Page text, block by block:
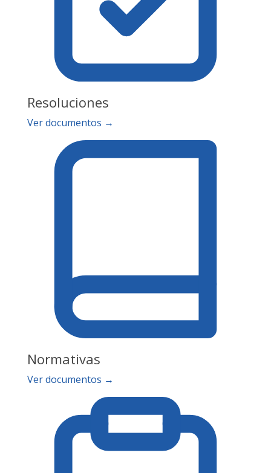
Resoluciones
Ver documentos →
Normativas
Ver documentos →